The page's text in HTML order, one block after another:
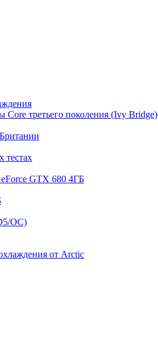
Core третьего поколения (Ivy Bridge)
тестах
GTX 680 4ГБ
OC)
от Arctic